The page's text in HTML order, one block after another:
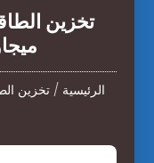
الرئيسية /